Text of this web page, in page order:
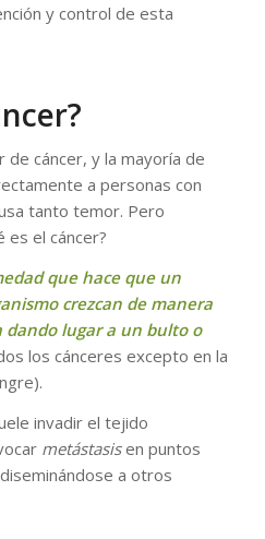
y control de esta
cáncer, y la mayoría de
a personas con
tanto temor. Pero
es el cáncer?
que hace que un
crezcan de manera
lugar a un bulto o
los cánceres excepto en la
invadir el tejido
metástasisen puntos
a otros